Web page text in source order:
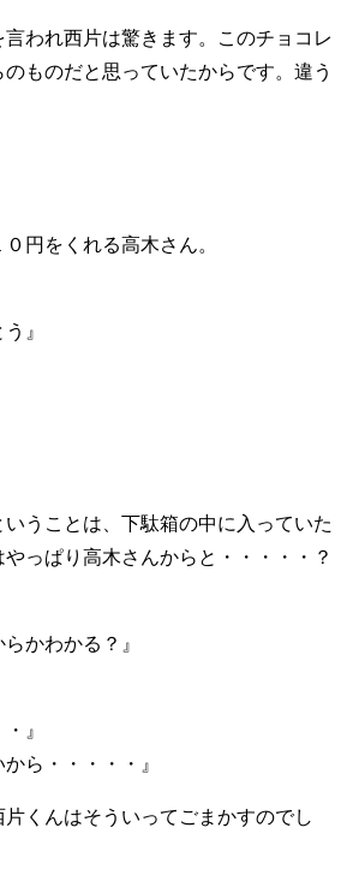
われ西片は驚きます。このチョコレ
ものだと思っていたからです。違う
円をくれる高木さん。
』
うことは、下駄箱の中に入っていた
っぱり高木さんからと・・・・・？
かわかる？』
』
ら・・・・・』
くんはそういってごまかすのでし